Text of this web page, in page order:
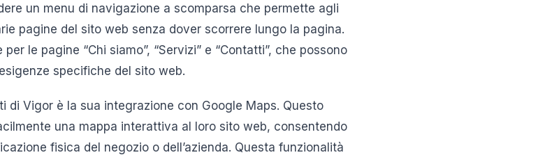
un menu di navigazione a scomparsa che permette agli
pagine del sito web senza dover scorrere lungo la pagina.
le pagine “Chi siamo”, “Servizi” e “Contatti”, che possono
specifiche del sito web.
di Vigor è la sua integrazione con Google Maps. Questo
una mappa interattiva al loro sito web, consentendo
fisica del negozio o dell’azienda. Questa funzionalità